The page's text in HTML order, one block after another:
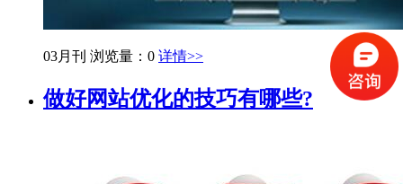
03月刊 浏览量：0 详情>>
做好网站优化的技巧有哪些?